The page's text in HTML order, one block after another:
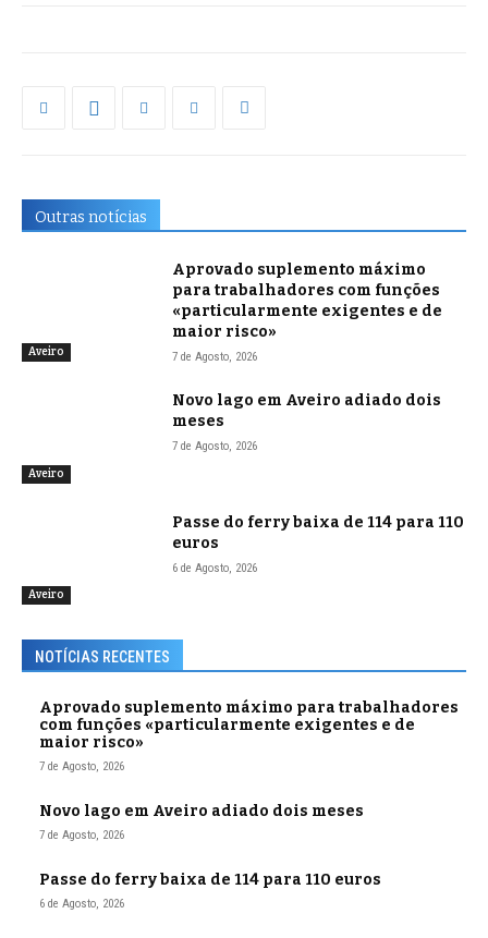
Outras notícias
Aveiro
Aprovado suplemento máximo
para trabalhadores com funções
«particularmente exigentes e de
maior risco»
7 de Agosto, 2026
Aveiro
Novo lago em Aveiro adiado dois
meses
7 de Agosto, 2026
Aveiro
Passe do ferry baixa de 114 para 110
euros
6 de Agosto, 2026
NOTÍCIAS RECENTES
Aprovado suplemento máximo para trabalhadores
com funções «particularmente exigentes e de
maior risco»
7 de Agosto, 2026
Novo lago em Aveiro adiado dois meses
7 de Agosto, 2026
Passe do ferry baixa de 114 para 110 euros
6 de Agosto, 2026